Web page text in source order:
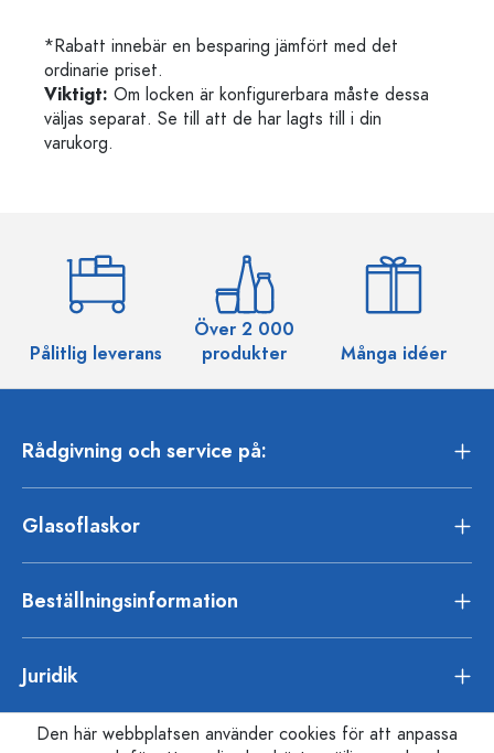
*Rabatt innebär en besparing jämfört med det
ordinarie priset.
Viktigt: Om locken är konfigurerbara måste dessa
väljas separat. Se till att de har lagts till i din
varukorg.
Pålitlig leverans
Över 2 000
produkter
Många idéer
Rådgivning och service på:
Glasoflaskor
Beställningsinformation
Juridik
Den här webbplatsen använder cookies för att anpassa